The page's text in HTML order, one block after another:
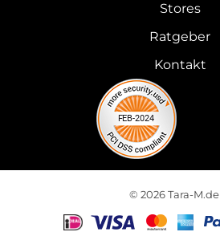
Stores
Ratgeber
Kontakt
© 2026 Tara-M.de